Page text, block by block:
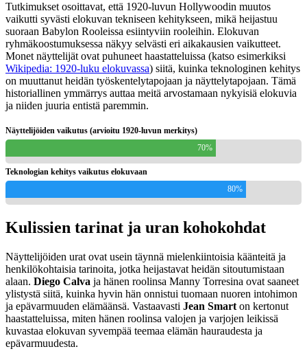
Tutkimukset osoittavat, että 1920-luvun Hollywoodin muutos
vaikutti syvästi elokuvan tekniseen kehitykseen, mikä heijastuu
suoraan Babylon Rooleissa esiintyviin rooleihin. Elokuvan
ryhmäkoostumuksessa näkyy selvästi eri aikakausien vaikutteet.
Monet näyttelijät ovat puhuneet haastatteluissa (katso esimerkiksi
Wikipedia: 1920-luku elokuvassa) siitä, kuinka teknologinen kehitys
on muuttanut heidän työskentelytapojaan ja näyttelytapojaan. Tämä
historiallinen ymmärrys auttaa meitä arvostamaan nykyisiä elokuvia
ja niiden juuria entistä paremmin.
Näyttelijöiden vaikutus (arvioitu 1920-luvun merkitys)
70%
Teknologian kehitys vaikutus elokuvaan
80%
Kulissien tarinat ja uran kohokohdat
Näyttelijöiden urat ovat usein täynnä mielenkiintoisia käänteitä ja
henkilökohtaisia tarinoita, jotka heijastavat heidän sitoutumistaan
alaan. Diego Calva ja hänen roolinsa Manny Torresina ovat saaneet
ylistystä siitä, kuinka hyvin hän onnistui tuomaan nuoren intohimon
ja epävarmuuden elämäänsä. Vastaavasti Jean Smart on kertonut
haastatteluissa, miten hänen roolinsa valojen ja varjojen leikissä
kuvastaa elokuvan syvempää teemaa elämän hauraudesta ja
epävarmuudesta.